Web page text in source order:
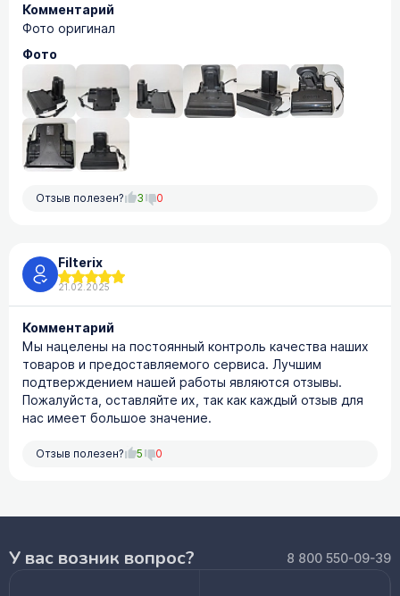
Комментарий
Фото оригинал
Фото
Отзыв полезен? 3 0
Filterix
21.02.2025
Комментарий
Мы нацелены на постоянный контроль качества наших
товаров и предоставляемого сервиса. Лучшим
подтверждением нашей работы являются отзывы.
Пожалуйста, оставляйте их, так как каждый отзыв для
нас имеет большое значение.
Отзыв полезен? 5 0
У вас возник вопрос? 8 800 550-09-39